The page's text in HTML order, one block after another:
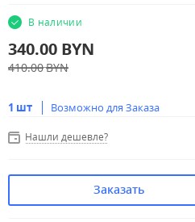
В наличии
340.00 BYN
410.00BYN
1 шт Возможно для Заказа
Нашли дешевле?
Заказать